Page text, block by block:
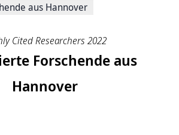
aus Hannover
Cited Researchers 2022
Forschende aus
Hannover